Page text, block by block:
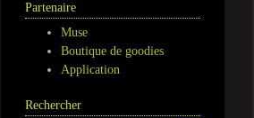
Partenaire
Muse
Boutique de goodies
Application
Rechercher